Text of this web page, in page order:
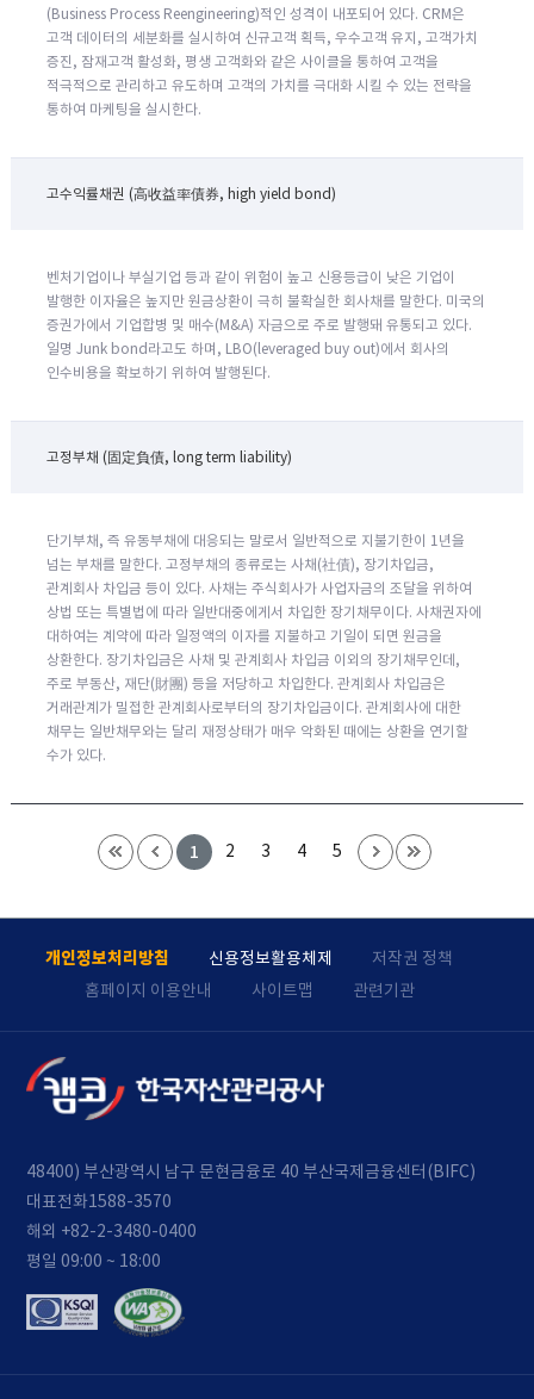
(Business Process Reengineering)적인 성격이 내포되어 있다. CRM은
고객 데이터의 세분화를 실시하여 신규고객 획득, 우수고객 유지, 고객가치
증진, 잠재고객 활성화, 평생 고객화와 같은 사이클을 통하여 고객을
적극적으로 관리하고 유도하며 고객의 가치를 극대화 시킬 수 있는 전략을
통하여 마케팅을 실시한다.
고수익률채권 (高收益率債券, high yield bond)
벤처기업이나 부실기업 등과 같이 위험이 높고 신용등급이 낮은 기업이
발행한 이자율은 높지만 원금상환이 극히 불확실한 회사채를 말한다. 미국의
증권가에서 기업합병 및 매수(M&A) 자금으로 주로 발행돼 유통되고 있다.
일명 Junk bond라고도 하며, LBO(leveraged buy out)에서 회사의
인수비용을 확보하기 위하여 발행된다.
고정부채 (固定負債, long term liability)
단기부채, 즉 유동부채에 대응되는 말로서 일반적으로 지불기한이 1년을
넘는 부채를 말한다. 고정부채의 종류로는 사채(社債), 장기차입금,
관계회사 차입금 등이 있다. 사채는 주식회사가 사업자금의 조달을 위하여
상법 또는 특별법에 따라 일반대중에게서 차입한 장기채무이다. 사채권자에
대하여는 계약에 따라 일정액의 이자를 지불하고 기일이 되면 원금을
상환한다. 장기차입금은 사채 및 관계회사 차입금 이외의 장기채무인데,
주로 부동산, 재단(財團) 등을 저당하고 차입한다. 관계회사 차입금은
거래관계가 밀접한 관계회사로부터의 장기차입금이다. 관계회사에 대한
채무는 일반채무와는 달리 재정상태가 매우 악화된 때에는 상환을 연기할
수가 있다.
1 2 3 4 5
개인정보처리방침 신용정보활용체제
저작권 정책
홈페이지 이용안내
사이트맵 관련기관
48400) 부산광역시 남구 문현금융로 40 부산국제금융센터(BIFC)
대표전화1588-3570
해외 +82-2-3480-0400
평일 09:00 ~ 18:00